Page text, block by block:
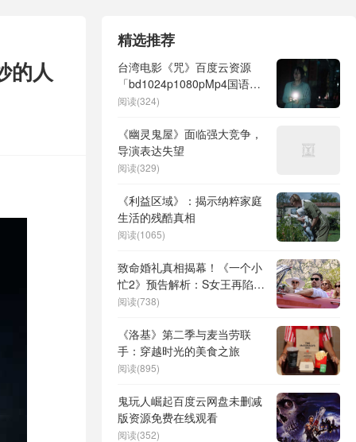
的人
精选推荐
台湾电影《咒》百度云资源
「bd1024p1080pMp4国语中
字」云网盘下载
阅读(324)
《幽灵鬼屋》面临强大竞争，
导演表达失望
阅读(329)
《利益区域》：揭示纳粹家庭
生活的残酷真相
阅读(1065)
致命婚礼真相揭幕！《一个小
忙2》预告解析：S女王再陷血
色迷局
阅读(738)
《洛基》第二季与麦当劳联
手：穿越时光的美食之旅
阅读(895)
鬼玩人崛起百度云网盘未删减
版资源免费在线观看
阅读(352)